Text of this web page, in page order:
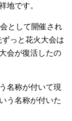
地です。
として開催され
っと花火大会は
会が復活したの
名称が付いて現
う名称が付いた